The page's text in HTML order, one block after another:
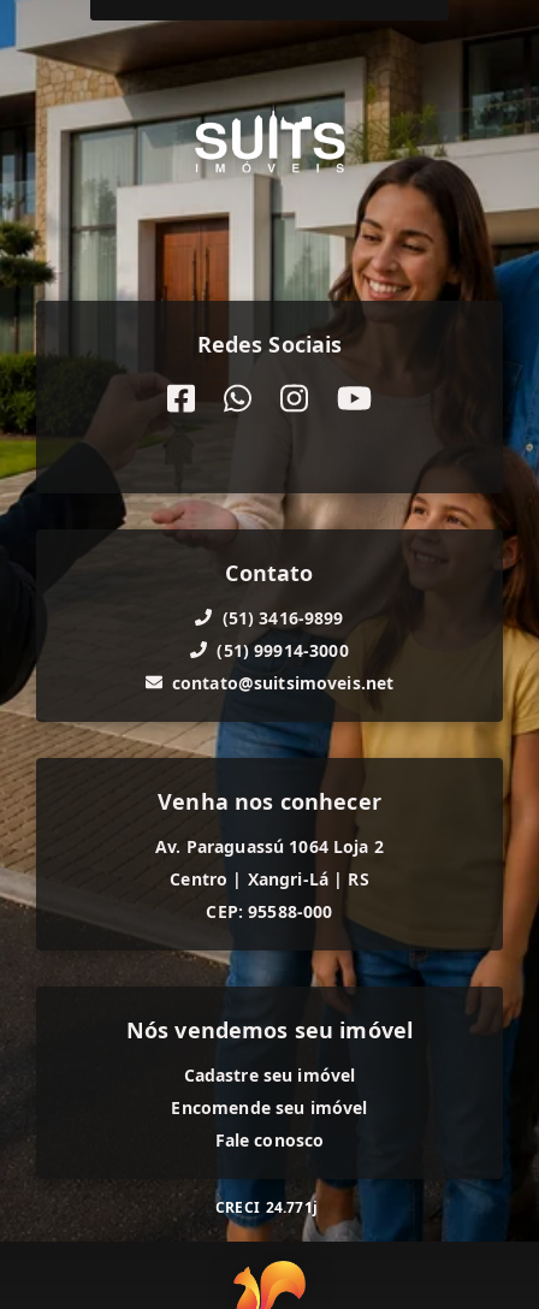
Redes Sociais
Contato
(51) 3416-9899
(51) 99914-3000
contato@suitsimoveis.net
Venha nos conhecer
Av. Paraguassú 1064 Loja 2
Centro | Xangri-Lá | RS
CEP: 95588-000
Nós vendemos seu imóvel
Cadastre seu imóvel
Encomende seu imóvel
Fale conosco
CRECI 24.771j